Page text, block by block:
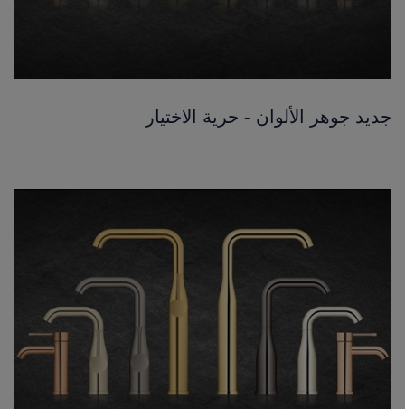
جديد جوهر الألوان - حرية الاختيار